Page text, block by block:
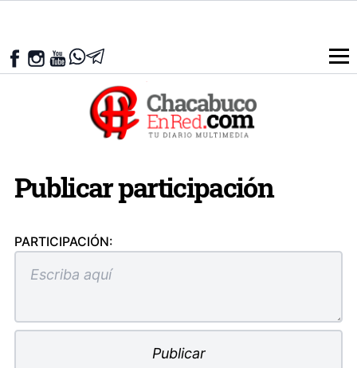
Publicar participación
PARTICIPACIÓN: